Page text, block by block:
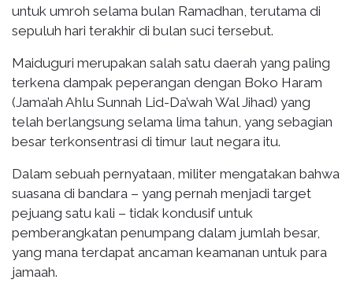
untuk umroh selama bulan Ramadhan, terutama di
sepuluh hari terakhir di bulan suci tersebut.
Maiduguri merupakan salah satu daerah yang paling
terkena dampak peperangan dengan Boko Haram
(Jama’ah Ahlu Sunnah Lid-Da’wah Wal Jihad) yang
telah berlangsung selama lima tahun, yang sebagian
besar terkonsentrasi di timur laut negara itu.
Dalam sebuah pernyataan, militer mengatakan bahwa
suasana di bandara – yang pernah menjadi target
pejuang satu kali – tidak kondusif untuk
pemberangkatan penumpang dalam jumlah besar,
yang mana terdapat ancaman keamanan untuk para
jamaah.